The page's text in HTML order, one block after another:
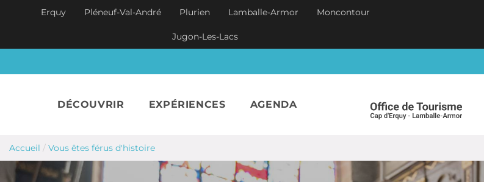
Aller au contenu principal
Erquy Pléneuf-Val-André Plurien Lamballe-Armor Moncontour
Jugon-Les-Lacs
DÉCOUVRIR EXPÉRIENCES AGENDA
Accueil / Vous êtes férus d'histoire